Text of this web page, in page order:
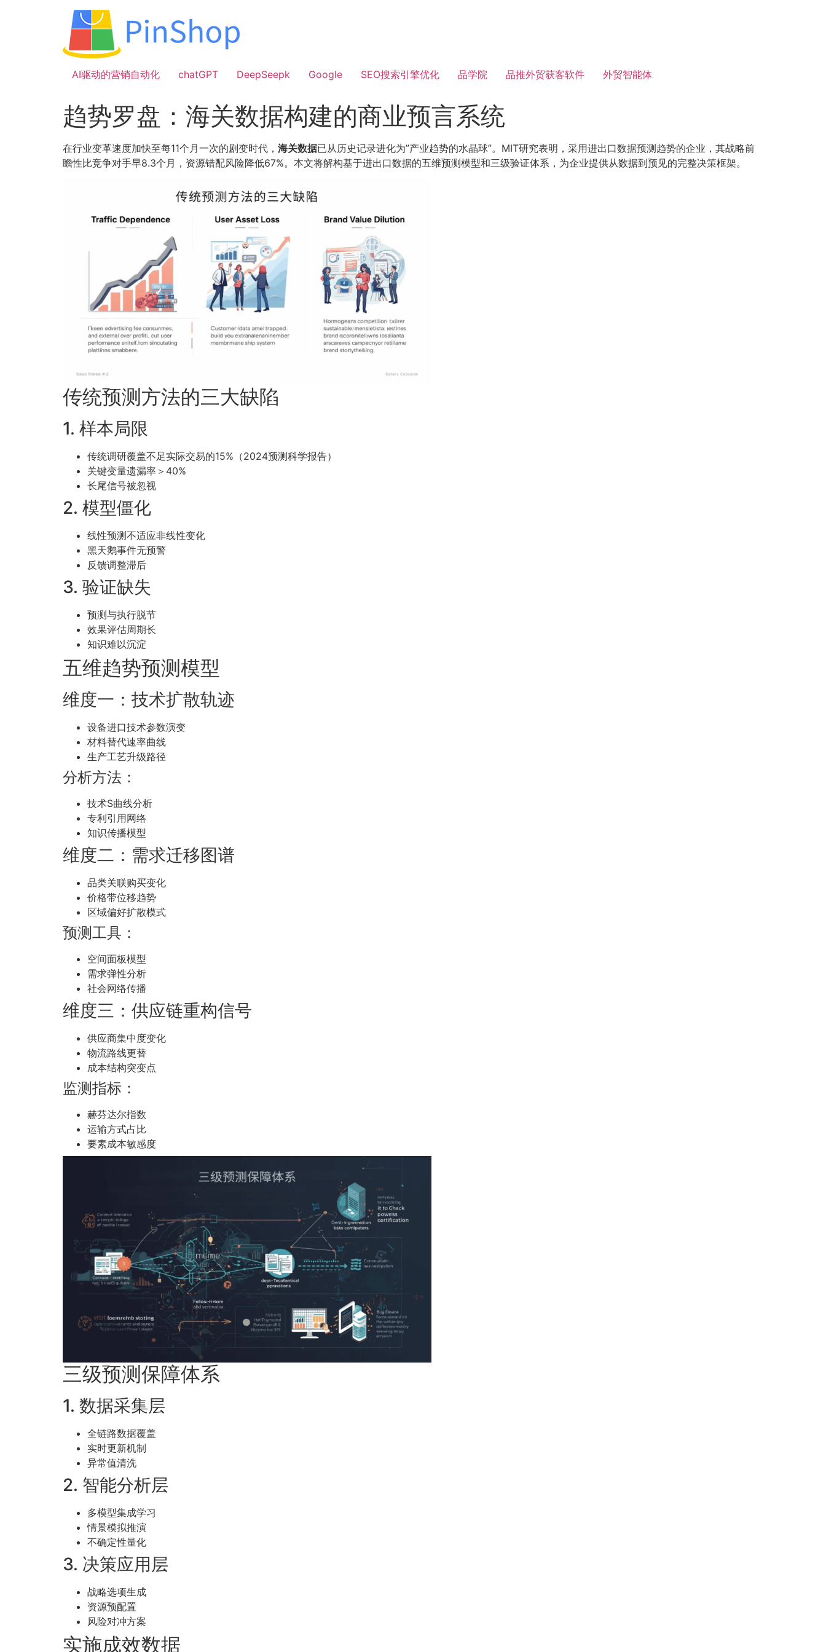
AI驱动的营销自动化
chatGPT DeepSeepk Google SEO搜索引擎优化 品学院 品推外贸获客软件 外贸智能体
趋势罗盘：海关数据构建的商业预言系统
在行业变革速度加快至每11个月一次的剧变时代， 海关数据已从历史记录进化为”产业趋势的水晶球”。MIT研究表明，采用进出口数据预测趋势的企业，其战略前
瞻性比竞争对手早8.3个月，资源错配风险降低67%。本文将解构基于进出口数据的五维预测模型和三级验证体系，为企业提供从数据到预见的完整决策框架。
传统预测方法的三大缺陷
1. 样本局限
传统调研覆盖不足实际交易的15%（2024预测科学报告）
关键变量遗漏率＞40%
长尾信号被忽视
2. 模型僵化
线性预测不适应非线性变化
黑天鹅事件无预警
反馈调整滞后
3. 验证缺失
预测与执行脱节
效果评估周期长
知识难以沉淀
五维趋势预测模型
维度一：技术扩散轨迹
设备进口技术参数演变
材料替代速率曲线
生产工艺升级路径
分析方法：
技术S曲线分析
专利引用网络
知识传播模型
维度二：需求迁移图谱
品类关联购买变化
价格带位移趋势
区域偏好扩散模式
预测工具：
空间面板模型
需求弹性分析
社会网络传播
维度三：供应链重构信号
供应商集中度变化
物流路线更替
成本结构突变点
监测指标：
赫芬达尔指数
运输方式占比
要素成本敏感度
三级预测保障体系
1. 数据采集层
全链路数据覆盖
实时更新机制
异常值清洗
2. 智能分析层
多模型集成学习
情景模拟推演
不确定性量化
3. 决策应用层
战略选项生成
资源预配置
风险对冲方案
实施成效数据